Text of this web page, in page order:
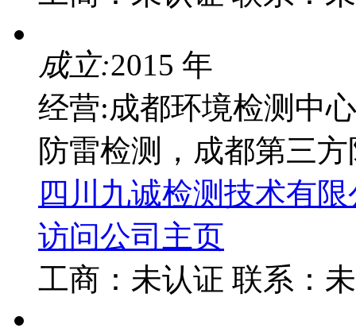
成立:2015 年
经营:成都环境检测中
防雷检测，成都第三
四川九诚检测技术有
访问公司主页
工商： 未认证 联系：